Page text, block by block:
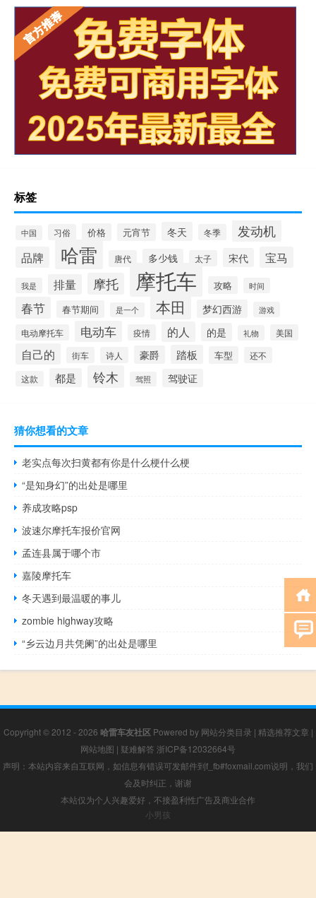
标签
中国 习俗 价格 元宵节 冬天 冬季 发动机
品牌 哈雷 唐代 多少钱 太子 宋代 宝马
我是 排量 摩托 摩托车 攻略 时间
春节 春节期间 是一个 本田 梦幻西游 游戏
电动摩托车 电动车 疫情 的人 的是 礼物 美国
自己的 街车 诗人 豪爵 踏板 车型 还不
这款 都是 铃木 驾照 驾驶证
猜你想看的文章
老实点每次扫黄都有你是什么梗什么梗
“是知身幻”的出处是哪里
养成攻略psp
波速尔摩托车报价官网
孟连县属于哪个市
嘉陵摩托车
冬天遇到最温暖的事儿
zombie highway攻略
“乡云边月共凭阑”的出处是哪里
Copyright © 2012 - 2026 哈雷车友社区Powered by 网站分类目录 | 精选推荐文章 |
网站地图 | 疑难解答 浙ICP备12032664号
声明：本站内容来自互联网，如信息有错误可发邮件到f_fb#foxmail.com说明，我们
会及时纠正，谢谢
本站仅为个人兴趣爱好，不接盈利性广告及商业合作
小男孩